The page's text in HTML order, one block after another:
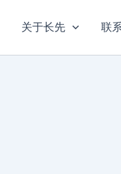
关于长先 联